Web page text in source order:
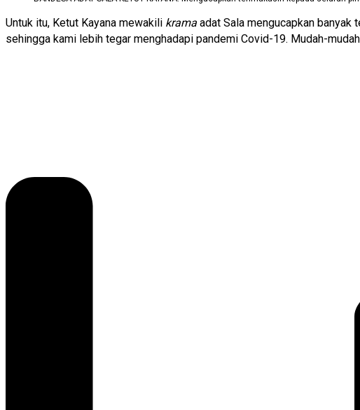
Untuk itu, Ketut Kayana mewakili krama adat Sala mengucapkan banyak
sehingga kami lebih tegar menghadapi pandemi Covid-19. Mudah-